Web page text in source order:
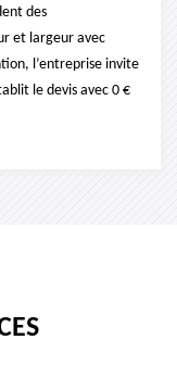
des
et largeur avec
l’entreprise invite
le devis avec 0 €